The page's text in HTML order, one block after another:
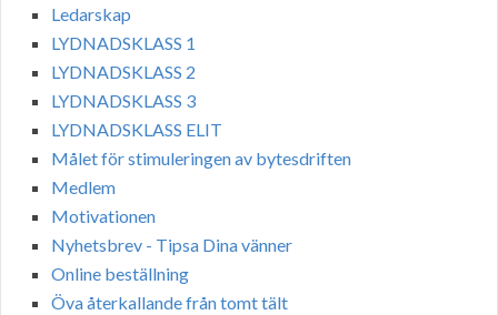
Ledarskap
LYDNADSKLASS 1
LYDNADSKLASS 2
LYDNADSKLASS 3
LYDNADSKLASS ELIT
Målet för stimuleringen av bytesdriften
Medlem
Motivationen
Nyhetsbrev - Tipsa Dina vänner
Online beställning
Öva återkallande från tomt tält